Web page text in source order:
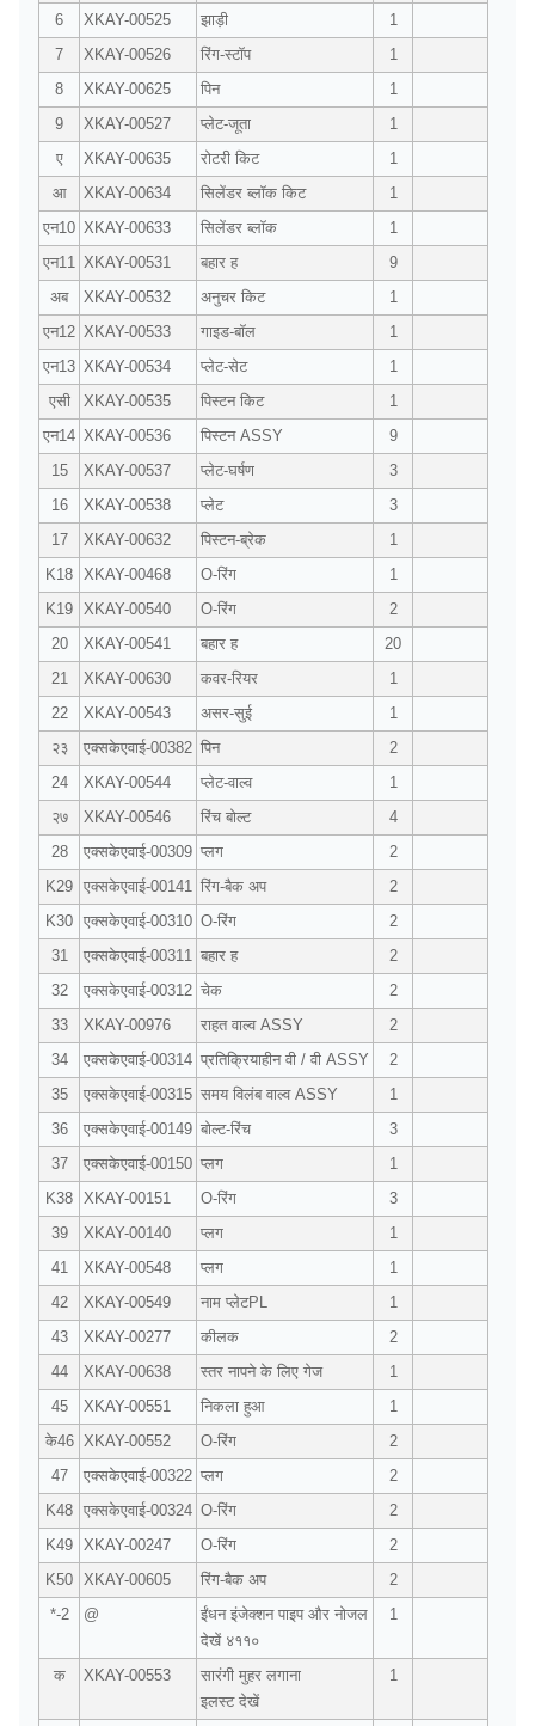
6 XKAY-00525 झाड़ी
1
7
XKAY-00526 रिंग-स्टॉप
1
8
XKAY-00625 पिन
1
9
XKAY-00527 प्लेट-जूता
1
ए
XKAY-00635 रोटरी किट
1
आ
XKAY-00634 सिलेंडर ब्लॉक किट
1
एन10 XKAY-00633 सिलेंडर ब्लॉक
1
एन11 XKAY-00531 बहार ह
9
अब
XKAY-00532 अनुचर किट
1
एन12 XKAY-00533 गाइड-बॉल
1
एन13 XKAY-00534 प्लेट-सेट
1
एसी
XKAY-00535 पिस्टन किट
1
एन14 XKAY-00536 पिस्टन ASSY
9
15
XKAY-00537 प्लेट-घर्षण
3
16
XKAY-00538 प्लेट
3
17
XKAY-00632 पिस्टन-ब्रेक
1
K18 XKAY-00468 O-रिंग
1
K19 XKAY-00540 O-रिंग
2
20
XKAY-00541 बहार ह
20
21
XKAY-00630 कवर-रियर
1
22
XKAY-00543 असर-सुई
1
२३
एक्सकेएवाई-00382 पिन
2
24
XKAY-00544 प्लेट-वाल्व
1
२७
XKAY-00546 रिंच बोल्ट
4
28
एक्सकेएवाई-00309 प्लग
2
K29 एक्सकेएवाई-00141 रिंग-बैक अप
2
K30 एक्सकेएवाई-00310 O-रिंग
2
31
एक्सकेएवाई-00311 बहार ह
2
32
एक्सकेएवाई-00312 चेक
2
33
XKAY-00976 राहत वाल्व ASSY
2
34
एक्सकेएवाई-00314 प्रतिक्रियाहीन वी / वी ASSY
2
35
एक्सकेएवाई-00315 समय विलंब वाल्व ASSY
1
36
एक्सकेएवाई-00149 बोल्ट-रिंच
3
37
एक्सकेएवाई-00150 प्लग
1
K38 XKAY-00151 O-रिंग
3
39
XKAY-00140 प्लग
1
41
XKAY-00548 प्लग
1
42
XKAY-00549 नाम प्लेटPL
1
43
XKAY-00277 कीलक
2
44
XKAY-00638 स्तर नापने के लिए गेज
1
45
XKAY-00551 निकला हुआ
1
के46 XKAY-00552 O-रिंग
2
47
एक्सकेएवाई-00322 प्लग
2
K48 एक्सकेएवाई-00324 O-रिंग
2
K49 XKAY-00247 O-रिंग
2
K50 XKAY-00605 रिंग-बैक अप
2
*-2
@
ईंधन इंजेक्शन पाइप और नोजल
देखें ४११०
1
क XKAY-00553
सारंगी मुहर लगाना
इलस्ट देखें
1